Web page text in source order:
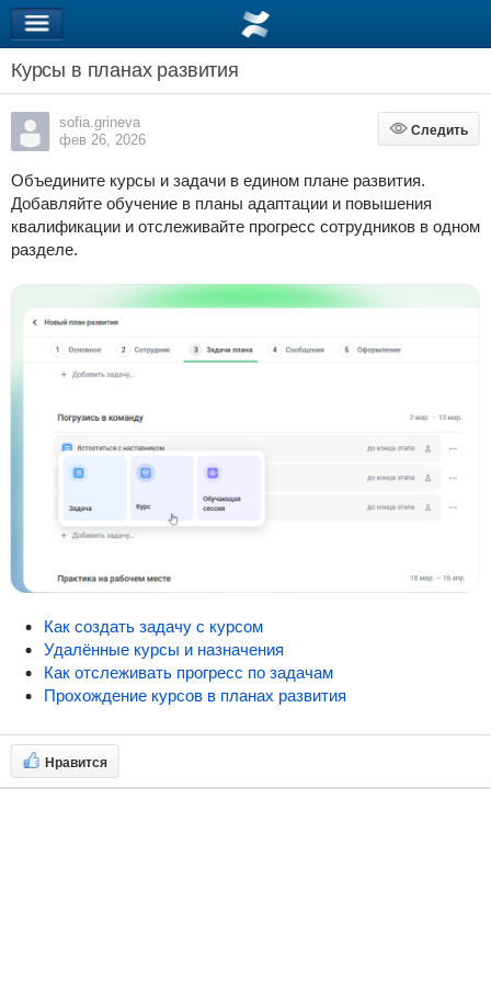
Курсы в планах развития
sofia.grineva
фев 26, 2026
Следить
Следить
Объедините курсы и задачи в едином плане развития.
Добавляйте обучение в планы адаптации и повышения
квалификации и отслеживайте прогресс сотрудников в одном
разделе.
Как создать задачу с курсом
Удалённые курсы и назначения
Как отслеживать прогресс по задачам
Прохождение курсов в планах развития
Нравится